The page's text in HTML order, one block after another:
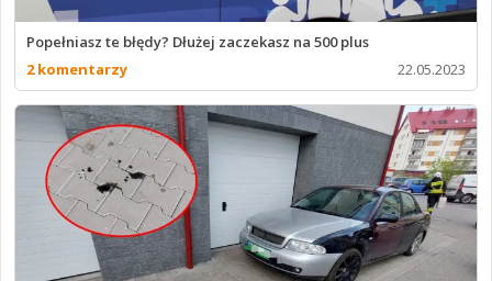
Popełniasz te błędy? Dłużej zaczekasz na 500 plus
2 komentarzy
22.05.2023